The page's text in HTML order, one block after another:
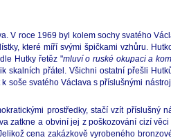
V roce 1969 byl kolem sochy svatého
které míří svými špičkami vzhůru.
Hutky řetěz "mluví o ruské okupaci a
skalních přátel. Všichni ostatní přešli
soše svatého Václava s příslušnými
prostředky, stačí vzít
zatkne a obviní jej z poškozování cizí
cena zakázkově vyrobeného